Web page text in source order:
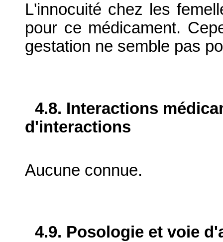
L'innocuité chez les
pour ce médicament.
gestation ne semble pas
4.8. Interactions
d'interactions
Aucune connue.
4.9. Posologie et voie